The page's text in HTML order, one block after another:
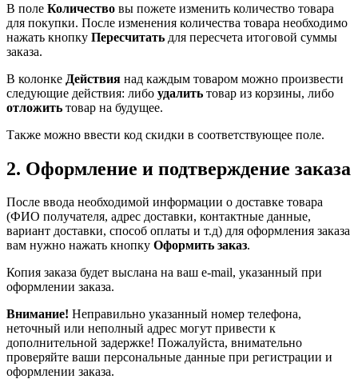
В поле Количество вы пожете изменить количество товара
для покупки. После изменения количества товара необходимо
нажать кнопку Пересчитать для пересчета итоговой суммы
заказа.
В колонке Действия над каждым товаром можно произвести
следующие действия: либо удалить товар из корзины, либо
отложить товар на будущее.
Также можно ввести код скидки в соответствующее поле.
2. Оформление и подтверждение заказа
После ввода необходимой информации о доставке товара
(ФИО получателя, адрес доставки, контактные данные,
вариант доставки, способ оплаты и т.д) для оформления заказа
вам нужно нажать кнопку Оформить заказ.
Копия заказа будет выслана на ваш e-mail, указанный при
оформлении заказа.
Внимание! Неправильно указанный номер телефона,
неточный или неполный адрес могут привести к
дополнительной задержке! Пожалуйста, внимательно
проверяйте ваши персональные данные при регистрации и
оформлении заказа.